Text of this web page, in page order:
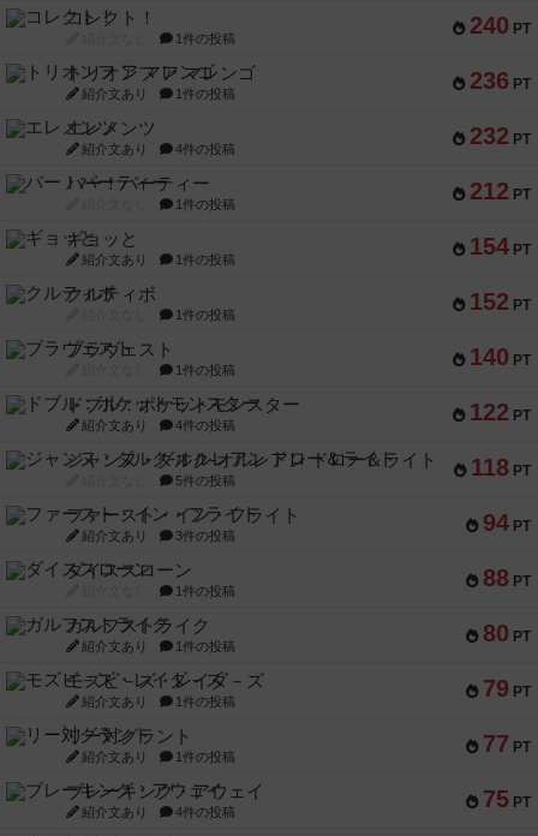
240 PT
コレクト！
1件の投稿
236 PT
トリオンフ ア マレンゴ
紹介文あり 1件の投稿
232 PT
エレメンツ
紹介文あり 4件の投稿
212 PT
バー！パーティー
1件の投稿
154 PT
ギョッと
紹介文あり 1件の投稿
152 PT
クルティボ
1件の投稿
140 PT
ブラヴェスト
1件の投稿
122 PT
ドブル：ポケットモンスター
紹介文あり 4件の投稿
118 PT
ジャンヌ・ダルク-オルレアン ドロー＆ライト
5件の投稿
94 PT
ファースト・イン・フライト
紹介文あり 3件の投稿
88 PT
ダイススローン
1件の投稿
80 PT
ガルフストライク
紹介文あり 1件の投稿
79 PT
モズビ－ズ・レイダ－ズ
紹介文あり 1件の投稿
77 PT
リー対グラント
紹介文あり 1件の投稿
75 PT
ブレーキング・アウェイ
紹介文あり 4件の投稿